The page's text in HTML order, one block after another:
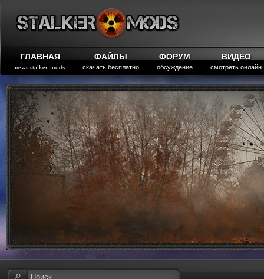
ГЛАВНАЯ
news stalker-mods
ФАЙЛЫ
скачать бесплатно
ФОРУМ
обсуждение
ВИДЕО
смотреть онлайн